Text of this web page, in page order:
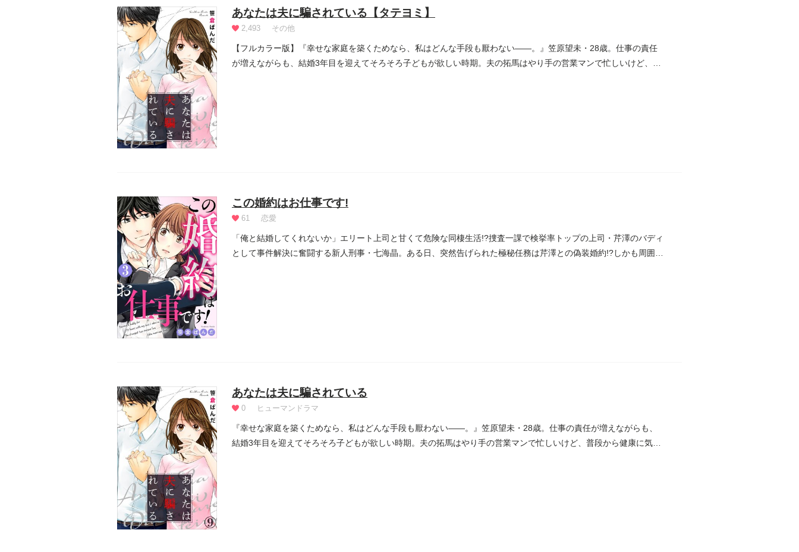
あなたは夫に騙されている【タテヨミ】
2,493 その他
【フルカラー版】『幸せな家庭を築くためなら、私はどんな手段も厭わない――。』笠原望未・28歳。仕事の責任
が増えながらも、結婚3年目を迎えてそろそろ子どもが欲しい時期。夫の拓馬はやり手の営業マンで忙しいけど、普
この婚約はお仕事です!
61 恋愛
「俺と結婚してくれないか」エリート上司と甘くて危険な同棲生活!?捜査一課で検挙率トップの上司・芹澤のバディ
として事件解決に奮闘する新人刑事・七海晶。ある日、突然告げられた極秘任務は芹澤との偽装婚約!?しかも周囲
あなたは夫に騙されている
0 ヒューマンドラマ
『幸せな家庭を築くためなら、私はどんな手段も厭わない――。』笠原望未・28歳。仕事の責任が増えながらも、
結婚3年目を迎えてそろそろ子どもが欲しい時期。夫の拓馬はやり手の営業マンで忙しいけど、普段から健康に気を